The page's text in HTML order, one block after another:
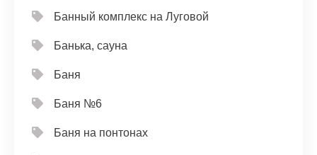
Банный комплекс на Луговой
Банька, сауна
Баня
Баня №6
Баня на понтонах